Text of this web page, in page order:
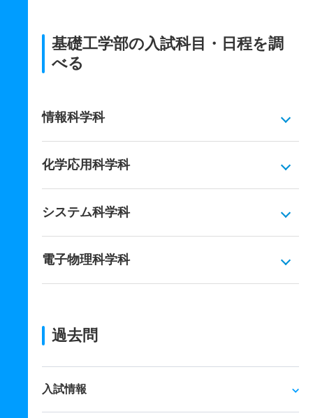
基礎工学部の入試科目・日程を調
べる
情報科学科
化学応用科学科
システム科学科
電子物理科学科
過去問
入試情報